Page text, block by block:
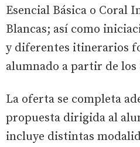
Esencial Básica o Coral
Blancas; así como
y diferentes itinerarios
alumnado a partir de los
La oferta se completa
propuesta dirigida al
incluye distintas